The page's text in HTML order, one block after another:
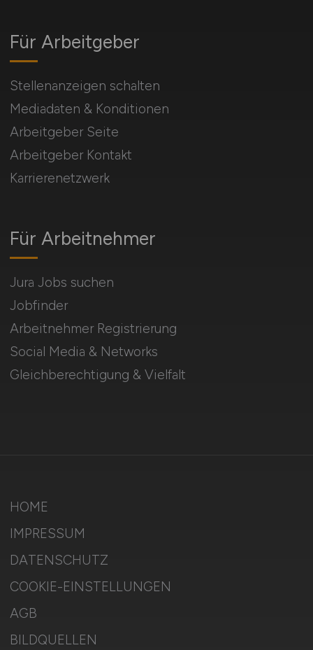
Für Arbeitnehmer
Jura Jobs suchen
Jobfinder
Arbeitnehmer Registrierung
Social Media & Networks
Gleichberechtigung & Vielfalt
Für Arbeitgeber
Stellenanzeigen schalten
Mediadaten & Konditionen
Arbeitgeber Seite
Arbeitgeber Kontakt
Karrierenetzwerk
HOME
IMPRESSUM
DATENSCHUTZ
COOKIE-EINSTELLUNGEN
AGB
BILDQUELLEN